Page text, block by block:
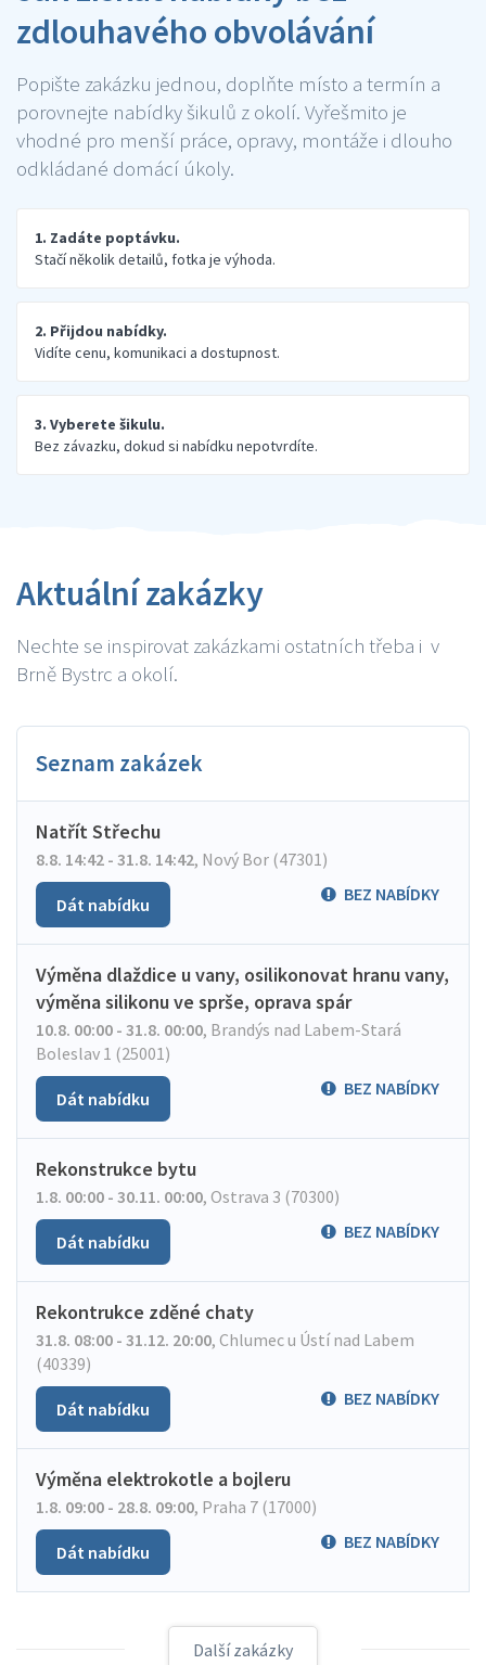
zdlouhavého obvolávání
Popište zakázku jednou, doplňte místo a termín a
porovnejte nabídky šikulů z okolí. Vyřešmito je
vhodné pro menší práce, opravy, montáže i dlouho
odkládané domácí úkoly.
1. Zadáte poptávku.
Stačí několik detailů, fotka je výhoda.
2. Přijdou nabídky.
Vidíte cenu, komunikaci a dostupnost.
3. Vyberete šikulu.
Bez závazku, dokud si nabídku nepotvrdíte.
Aktuální zakázky
Nechte se inspirovat zakázkami ostatních třeba i v
Brně Bystrc a okolí.
Seznam zakázek
Natřít Střechu
8.8. 14:42 - 31.8. 14:42, Nový Bor (47301)
BEZ NABÍDKY
Dát nabídku
Výměna dlaždice u vany, osilikonovat hranu vany,
výměna silikonu ve sprše, oprava spár
10.8. 00:00 - 31.8. 00:00, Brandýs nad Labem-Stará
Boleslav 1 (25001)
BEZ NABÍDKY
Dát nabídku
Rekonstrukce bytu
1.8. 00:00 - 30.11. 00:00, Ostrava 3 (70300)
BEZ NABÍDKY
Dát nabídku
Rekontrukce zděné chaty
31.8. 08:00 - 31.12. 20:00, Chlumec u Ústí nad Labem
(40339)
BEZ NABÍDKY
Dát nabídku
Výměna elektrokotle a bojleru
1.8. 09:00 - 28.8. 09:00, Praha 7 (17000)
BEZ NABÍDKY
Dát nabídku
Další zakázky